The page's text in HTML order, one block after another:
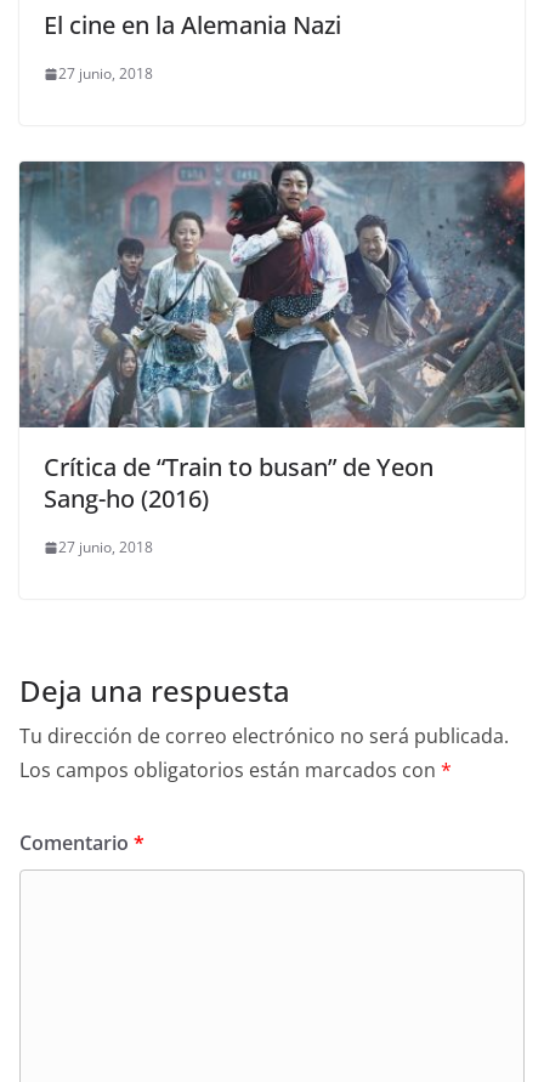
El cine en la Alemania Nazi
27 junio, 2018
Crítica de “Train to busan” de Yeon
Sang-ho (2016)
27 junio, 2018
Deja una respuesta
Tu dirección de correo electrónico no será publicada.
Los campos obligatorios están marcados con *
Comentario *